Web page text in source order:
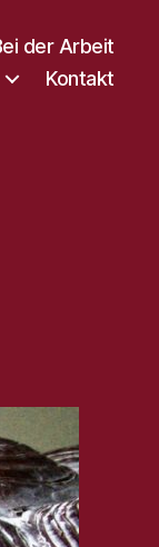
der Arbeit
Kontakt